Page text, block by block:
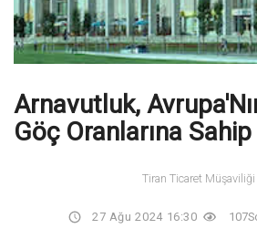
Arnavutluk,
Göç Oranlarına
Tiran Ticaret Müşaviliği
27 Ağu 2024 16:30 107